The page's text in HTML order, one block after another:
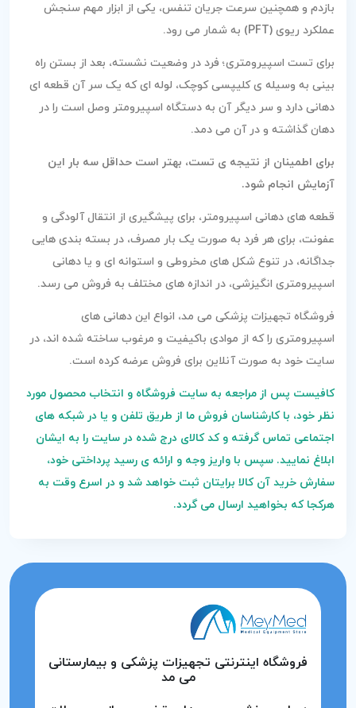
بازدم و همچنین سرعت جریان تنفس، یکی از ابزار مهم سنجش
عملکرد ریوی (PFT) به شمار می رود.
برای تست اسپیرومتری؛ فرد در وضعیت نشسته، بعد از بستن راه
بینی به وسیله ی کلیپسی کوچک، لوله ای که یک سر آن قطعه ای
دهانی دارد و سر دیگر آن به دستگاه اسپیرومتر وصل است را در
دهان گذاشته و در آن می دمد.
برای اطمینان از نتیجه ی تست، بهتر است حداقل سه بار این
آزمایش انجام شود.
قطعه های دهانی اسپیرومتر، برای پیشگیری از انتقال آلودگی و
عفونت، برای هر فرد به صورت یک بار مصرف، در بسته بندی هایی
جداگانه، در تنوع شکل های مخروطی و استوانه ای و یا دهانی
اسپیرومتری انگیزشی، در اندازه های مختلف به فروش می رسد.
فروشگاه تجهیزات پزشکی می مد، انواع این دهانی های
اسپیرومتری را که از موادی باکیفیت و مرغوب ساخته شده اند، در
سایت خود به صورت آنلاین برای فروش عرضه کرده است.
کافیست پس از مراجعه به سایت فروشگاه و انتخاب محصول مورد
نظر خود، با کارشناسان فروش ما از طریق تلفن و یا در شبکه های
اجتماعی تماس گرفته و کد کالای درج شده در سایت را به ایشان
ابلاغ نمایید. سپس با واریز وجه و ارائه ی رسید پرداختی خود،
سفارش خرید آن کالا برایتان ثبت خواهد شد و در اسرع وقت به
هرکجا که بخواهید ارسال می گردد.
فروشگاه اینترنتی تجهیزات پزشکی و بیمارستانی
می مد